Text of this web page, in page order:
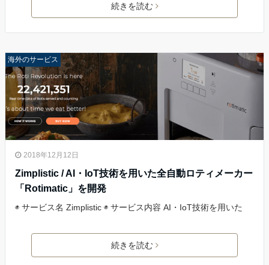
続きを読む
海外のサービス
2018年12月12日
Zimplistic / AI・IoT技術を用いた全自動ロティメーカー
「Rotimatic」を開発
◉ サービス名 Zimplistic ◉ サービス内容 AI・IoT技術を用いた
続きを読む